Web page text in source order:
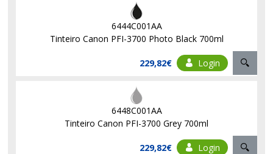
6444C001AA
Tinteiro Canon PFI-3700 Photo Black 700ml
229,82€ Login
6448C001AA
Tinteiro Canon PFI-3700 Grey 700ml
229,82€ Login